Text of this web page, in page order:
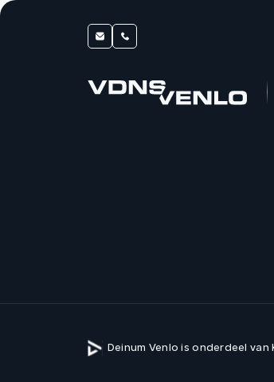
Deinum Venlo is onderdeel van